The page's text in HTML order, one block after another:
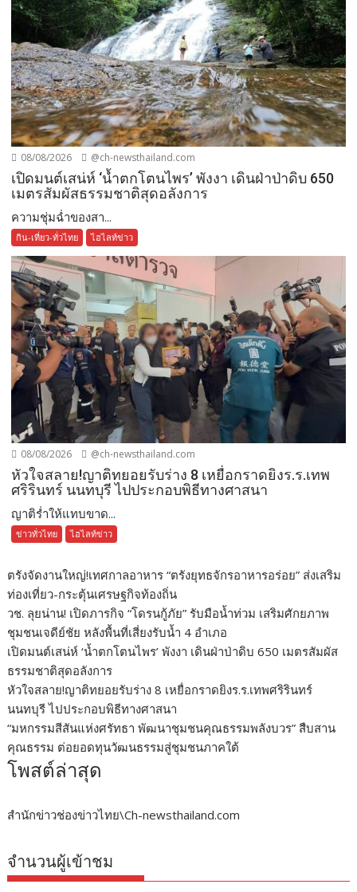
08/08/2026 @ch-newsthailand.com
เปิดมนต์เสน่ห์ ‘น้ำตกโตนไพร’ พังงา เดินฝ่าป่าดิบ 650
เมตรสัมผัสธรรมชาติสุดอลังการ
ความชุ่มฉ่ำของสา...
กิน-เที่ยว-ทั่วไทย ไฮไลท์ข่าว
08/08/2026 @ch-newsthailand.com
หัวใจสลาย!ญาติทยอยรับร่าง 8 เหยื่อกราดยิงร.ร.เทพ
ศริรินทร์ นนทบุรี ไปประกอบพิธีทางศาสนา
ญาติร่ำให้แทบขาด...
ข่าวทั่วไทย ไฮไลท์ข่าว
ตรังจัดงานใหญ่!เทศกาลอาหาร “ตรังยุทธจักรอาหารอร่อย” ส่งเสริม
ท่องเที่ยว-กระตุ้นเศรษฐกิจท้องถิ่น
วช. ลุยน่าน! เปิดภารกิจ “โดรนกู้ภัย” รับมือน้ำท่วม เสริมศักยภาพ
ชุมชนเจดีย์ชัย หลังพื้นที่เสี่ยงรับน้ำ 4 อำเภอ
เปิดมนต์เสน่ห์ ‘น้ำตกโตนไพร’ พังงา เดินฝ่าป่าดิบ 650 เมตรสัมผัส
ธรรมชาติสุดอลังการ
หัวใจสลาย!ญาติทยอยรับร่าง 8 เหยื่อกราดยิงร.ร.เทพศริรินทร์
นนทบุรี ไปประกอบพิธีทางศาสนา
“มหกรรมสีสันแห่งศรัทธา พัฒนาชุมชนคุณธรรมพลังบวร” สืบสาน
คุณธรรม ต่อยอดทุนวัฒนธรรมสู่ชุมชนภาคใต้
โพสต์ล่าสุด
สำนักข่าวช่องข่าวไทย\Ch-newsthailand.com
จำนวนผู้เข้าชม